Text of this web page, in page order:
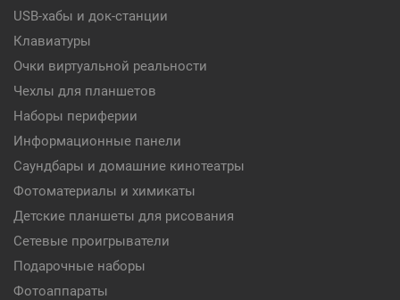
USB-хабы и док-станции
Клавиатуры
Очки виртуальной реальности
Чехлы для планшетов
Наборы периферии
Информационные панели
Саундбары и домашние кинотеатры
Фотоматериалы и химикаты
Детские планшеты для рисования
Сетевые проигрыватели
Подарочные наборы
Фотоаппараты